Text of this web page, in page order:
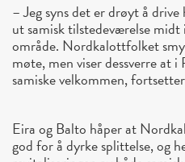
– Jeg syns det er drøyt å
ut samisk tilstedeværelse
område. Nordkalottfolket
møte, men viser dessverre at
samiske velkommen,
Eira og Balto håper at
god for å dyrke splittelse, og